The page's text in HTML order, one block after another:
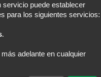
© phpBB Limited
puede establecer
para los siguientes servicios:
.
adelante en cualquier